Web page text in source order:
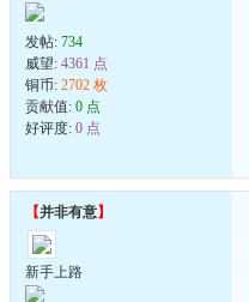
发帖: 734
威望: 4361 点
铜币: 2702 枚
贡献值: 0 点
好评度: 0 点
【并非有意】
新手上路